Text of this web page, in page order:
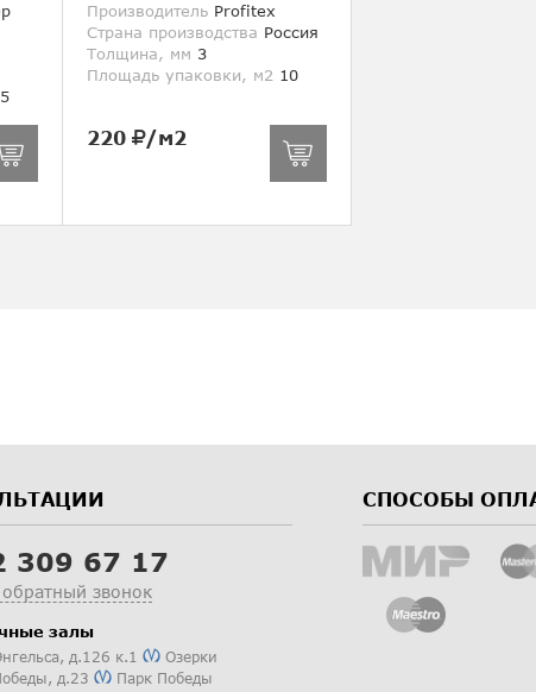
Производитель Profitex
Страна производства Россия
Толщина, мм 3
Площадь упаковки, м2 10
220 /м2
309 67 17
обратный звонок
залы
д.126 к.1
Озерки
д.23 Парк Победы
СПОСОБЫ